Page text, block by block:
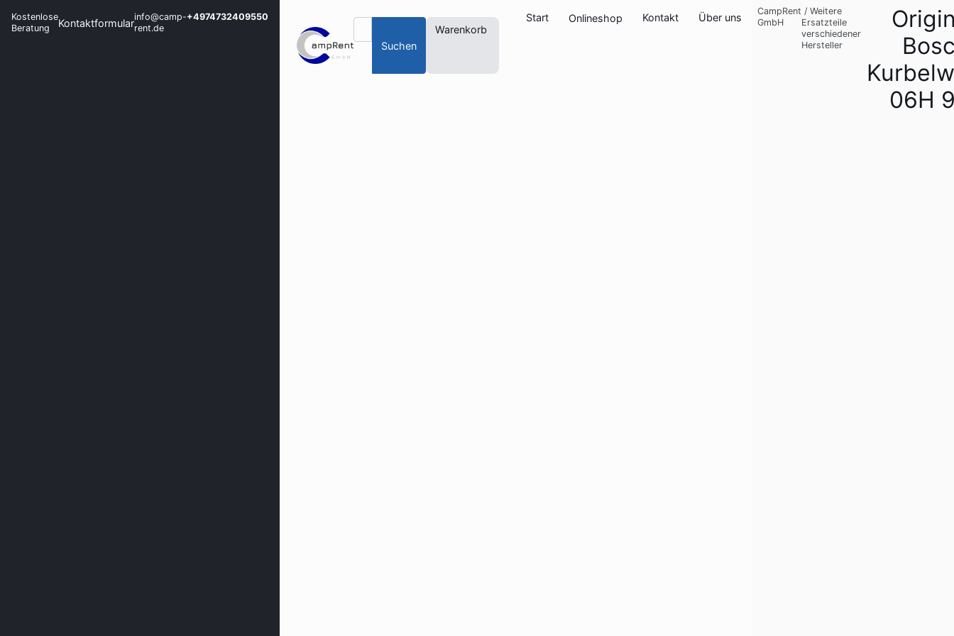
Kostenlose
Beratung
Kontaktformularinfo@camp-
rent.de
+4974732409550
Suchen
Warenkorb
Start Onlineshop Kontakt Über uns
CampRent
GmbH
/ Weitere
Ersatzteile
verschiedener
Hersteller
06H